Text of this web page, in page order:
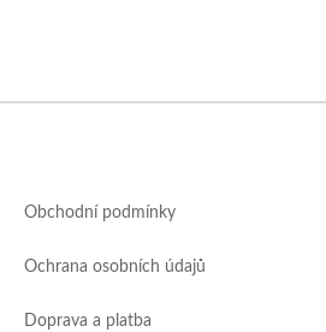
Obchodní podmínky
Ochrana osobních údajů
Doprava a platba